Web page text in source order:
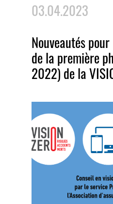
03.04.2023
Nouveautés
de la première
2022) de la